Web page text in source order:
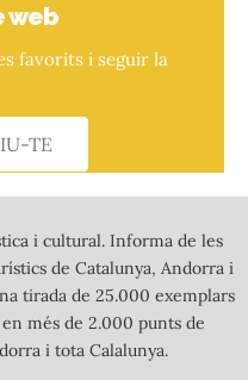
web
favorits i seguir la
TE
i cultural. Informa de les
de Catalunya, Andorra i
tirada de 25.000 exemplars
més de 2.000 punts de
i tota Calalunya.